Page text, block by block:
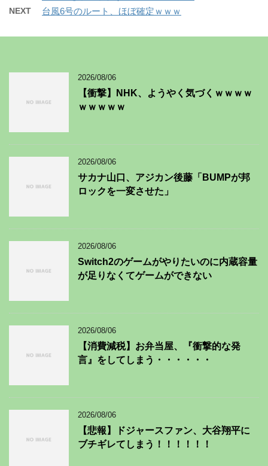
NEXT 台風6号のルート、ほぼ確定ｗｗｗ
2026/08/06
【衝撃】NHK、ようやく気づくｗｗｗｗ
ｗｗｗｗｗ
2026/08/06
サカナ山口、アジカン後藤「BUMPが邦
ロックを一変させた」
2026/08/06
Switch2のゲームがやりたいのに内蔵容量
が足りなくてゲームができない
2026/08/06
【消費減税】お弁当屋、『衝撃的な発
言』をしてしまう・・・・・・
2026/08/06
【悲報】ドジャースファン、大谷翔平に
ブチギレてしまう！！！！！！